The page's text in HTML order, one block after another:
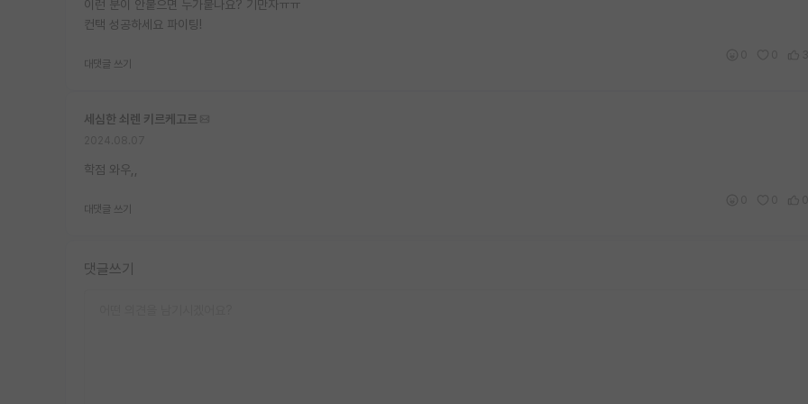
이런 분이 안붙으면 누가붙나요? 기만자ㅠㅠ
컨택 성공하세요 파이팅!
대댓글 쓰기
세심한 쇠렌 키르케고르
학점 와우,,
대댓글 쓰기
댓글쓰기